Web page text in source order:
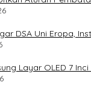
DSA Uni Eropa,
Layar OLED 7